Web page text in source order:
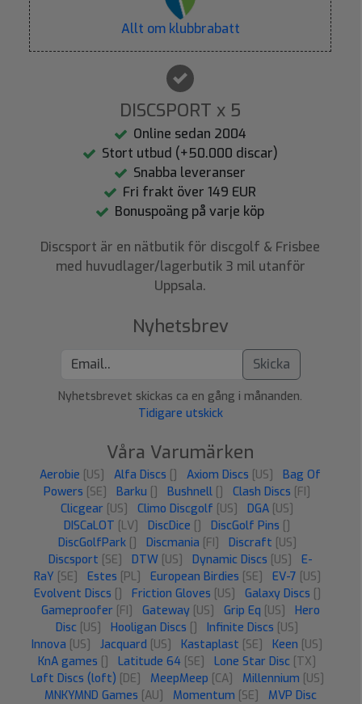
Allt om klubbrabatt
DISCSPORT x 5
Online sedan 2004
Stort utbud (+50.000 discar)
Snabba leveranser
Fri frakt över 149 EUR
Bonuspoäng på varje köp
Discsport är en nätbutik för discgolf & Frisbee
med huvudlager/lagerbutik 3 mil utanför
Uppsala.
Nyhetsbrev
Skicka
Nyhetsbrevet skickas ca en gång i månanden.
Tidigare utskick
Våra Varumärken
Aerobie [US] Alfa Discs [] Axiom Discs [US]
Bag Of
Powers [SE] Barku [] Bushnell [] Clash Discs [FI]
Clicgear [US] Climo Discgolf [US] DGA [US]
DISCaLOT [LV] DiscDice [] DiscGolf Pins []
DiscGolfPark [] Discmania [FI] Discraft [US]
Discsport [SE] DTW [US] Dynamic Discs [US]
E-
RaY [SE] Estes [PL] European Birdies [SE] EV-7 [US]
Evolvent Discs [] Friction Gloves [US] Galaxy Discs []
Gameproofer [FI] Gateway [US] Grip Eq [US]
Hero
Disc [US] Hooligan Discs [] Infinite Discs [US]
Innova [US] Jacquard [US] Kastaplast [SE] Keen [US]
KnA games [] Latitude 64 [SE] Lone Star Disc [TX]
Løft Discs (loft) [DE] MeepMeep [CA] Millennium [US]
MNKYMND Games [AU] Momentum [SE] MVP Disc